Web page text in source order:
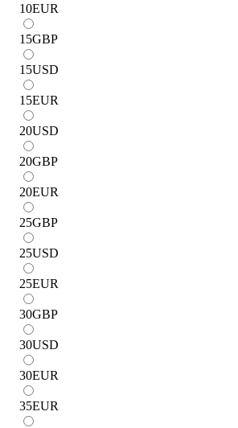
10EUR
15GBP
15USD
15EUR
20USD
20GBP
20EUR
25GBP
25USD
25EUR
30GBP
30USD
30EUR
35EUR